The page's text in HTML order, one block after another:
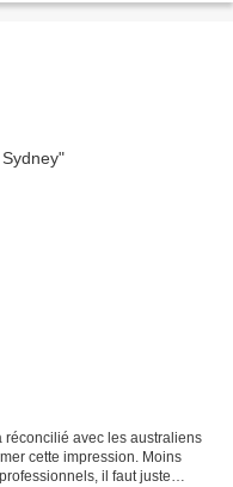
réconcilié avec les australiens
cette impression. Moins
il faut juste